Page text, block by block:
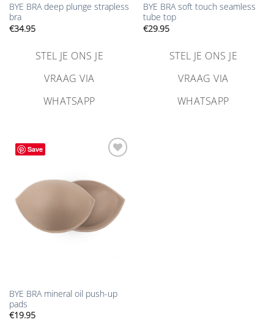
BYE BRA deep plunge strapless
bra
€34.95
STEL JE ONS JE
VRAAG VIA
WHATSAPP
BYE BRA soft touch seamless
tube top
€29.95
STEL JE ONS JE
VRAAG VIA
WHATSAPP
Save
toevoegen
BYE BRA mineral oil push-up
pads
€19.95